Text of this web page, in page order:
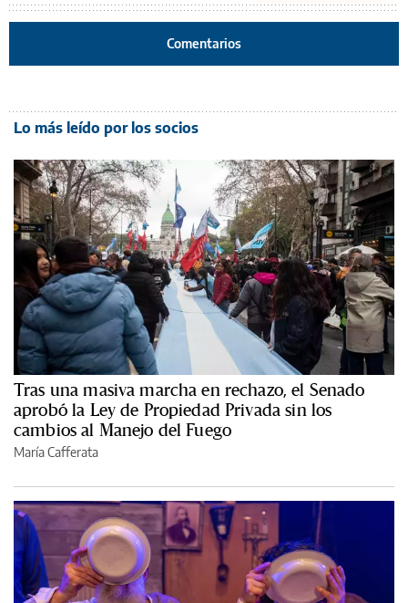
Comentarios
Lo más leído por los socios
Tras una masiva marcha en rechazo, el Senado
aprobó la Ley de Propiedad Privada sin los
cambios al Manejo del Fuego
María Cafferata